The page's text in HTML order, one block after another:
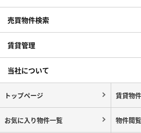
売買物件検索
賃貸管理
当社について
トップページ 賃貸物
お気に入り物件一覧 物件閲